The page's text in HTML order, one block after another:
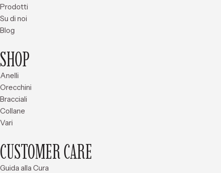
Prodotti
Su di noi
Blog
SHOP
Anelli
Orecchini
Bracciali
Collane
Vari
CUSTOMER CARE
Guida alla Cura